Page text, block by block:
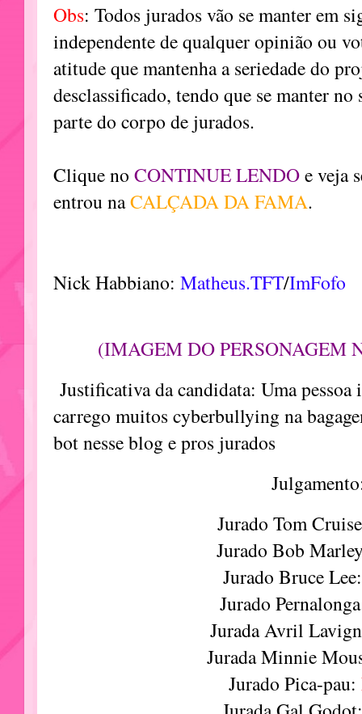
Obs: Todos jurados vão se manter em
independente de qualquer opinião ou
atitude que mantenha a seriedade do
desclassificado, tendo que se manter
parte do corpo de jurados.
Clique no CONTINUE LENDOe veja
entrou naCALÇADA DA FAMA.
Nick Habbiano: Matheus.TFT/ImFofo
(IMAGEM DO PERSONAGEM
Justificativa da candidata: Uma pessoa
carrego muitos cyberbullying na
bot nesse blog e pros jurados
Jurado Tom
Jurado Bob
Jurado Bruce
Jurado Pernalonga
Jurada Avril
Jurada Minnie
Jurado Pica-pau: